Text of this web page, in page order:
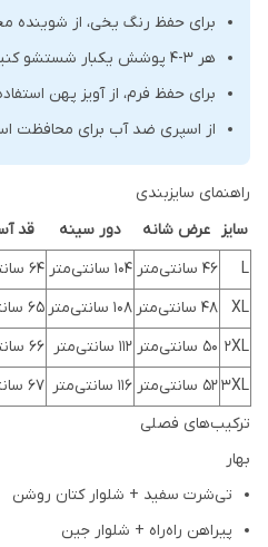
برای حفظ رنگ یخی، از شوینده
هر 3-4 پوشش یکبار شستشو کنید
برای حفظ فرم، از آویز پهن
از اسپری ضد آب برای محافظت
راهنمای سایزبندی
سایز عرض شانه دور سینه قد
L
46 سانتی‌متر 104 سانتی‌متر 64 سانتی‌متر
XL
48 سانتی‌متر 108 سانتی‌متر 65 سانتی‌متر
2XL 50 سانتی‌متر 112 سانتی‌متر 66 سانتی‌متر
3XL52 سانتی‌متر 116 سانتی‌متر 67 سانتی‌متر
ترکیب‌های فصلی
بهار
تی‌شرت سفید + شلوار کتان روشن
پیراهن راه‌راه + شلوار جین